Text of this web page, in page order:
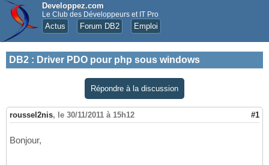
Developpez.com
Le Club des Développeurs et IT Pro
Actus Forum DB2 Emploi
DB2 : Driver PDO pour php sous windows
Répondre à la discussion
roussel2nis, le 30/11/2011 à 15h12 #1
Bonjour,